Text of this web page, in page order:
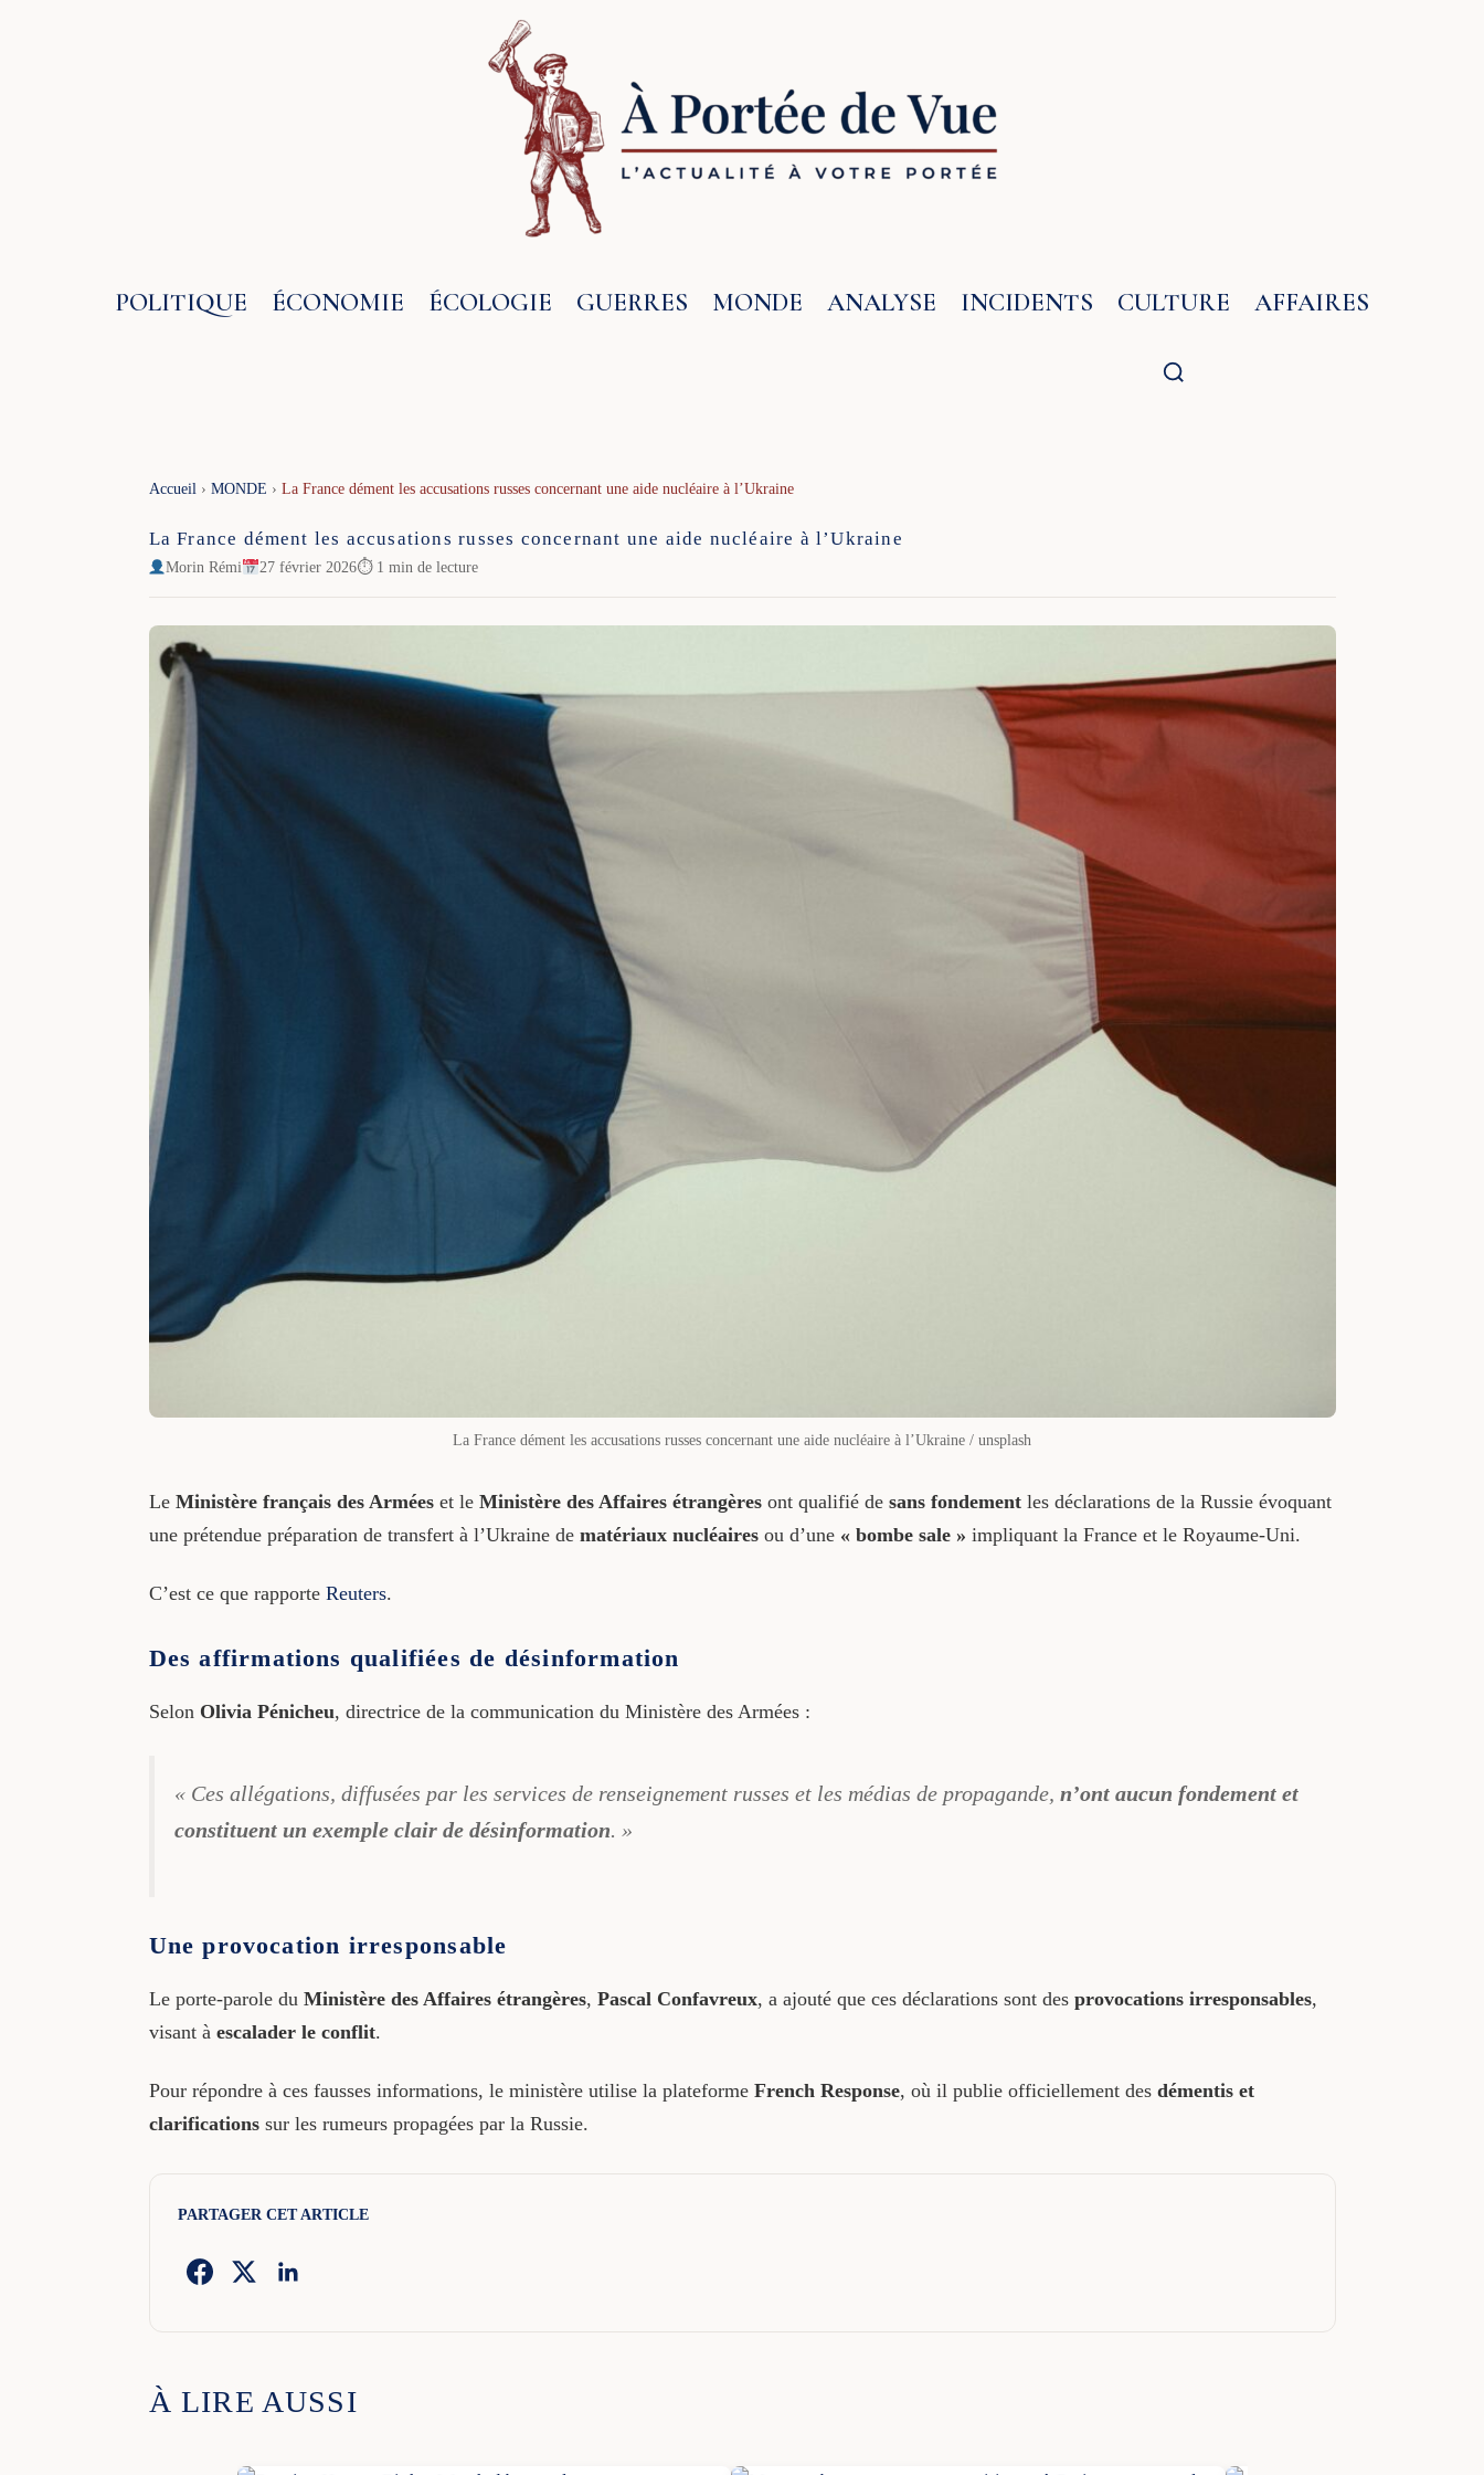
POLITIQUE ÉCONOMIE ÉCOLOGIE GUERRES MONDE ANALYSE INCIDENTS CULTURE AFFAIRES
Accueil › MONDE › La France dément les accusations russes concernant une aide nucléaire à l’Ukraine
La France dément les accusations russes concernant une aide nucléaire à l’Ukraine
Morin Rémi 27 février 2026⏱ 1 min de lecture
La France dément les accusations russes concernant une aide nucléaire à l’Ukraine / unsplash
Le Ministère français des Arméeset le Ministère des Affaires étrangèresont qualifié de sans fondementles déclarations de la Russie évoquant
une prétendue préparation de transfert à l’Ukraine de matériaux nucléairesou d’une « bombe sale » impliquant la France et le Royaume-Uni.
C’est ce que rapporte Reuters.
Des affirmations qualifiées de désinformation
Selon Olivia Pénicheu, directrice de la communication du Ministère des Armées :
« Ces allégations, diffusées par les services de renseignement russes et les médias de propagande, n’ont aucun fondement et
constituent un exemple clair de désinformation. »
Une provocation irresponsable
Le porte-parole du Ministère des Affaires étrangères, Pascal Confavreux, a ajouté que ces déclarations sont des provocations irresponsables,
visant à escalader le conflit.
Pour répondre à ces fausses informations, le ministère utilise la plateforme French Response, où il publie officiellement des démentis et
clarificationssur les rumeurs propagées par la Russie.
PARTAGER CET ARTICLE
À LIRE AUSSI